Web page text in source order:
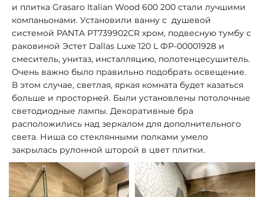
и плитка Grasaro Italian Wood 600 200 стали лучшими
компаньонами. Установили ванну с душевой
системой PANTA PT739902CR хром, подвесную тумбу с
раковиной Эстет Dallas Luxe 120 L ФР-00001928 и
смеситель, унитаз, инсталляцию, полотенцесушитель.
Очень важно было правильно подобрать освещение.
В этом случае, светлая, яркая комната будет казаться
больше и просторней. Были установлены потолочные
светодиодные лампы. Декоративные бра
расположились над зеркалом для дополнительного
света. Ниша со стеклянными полками умело
закрылась рулонной шторой в цвет плитки.